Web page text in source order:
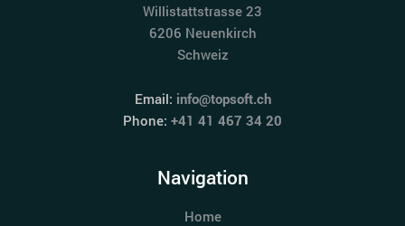
Willistattstrasse 23
6206 Neuenkirch
Schweiz
Email: info@topsoft.ch
Phone: +41 41 467 34 20
Navigation
Home